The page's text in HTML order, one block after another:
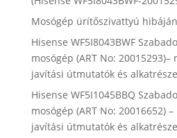
Mosógép ürítőszivattyú
Hisense WF5I8043BWF
mosógép (ART No:
javítási útmutatók és
Hisense WF5I1045BBQ
mosógép (ART No: 20016652)
javítási útmutatók és